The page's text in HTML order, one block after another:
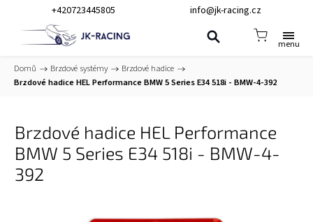
+420723445805 info@jk-racing.cz
Domů / Brzdové systémy / Brzdové hadice /
Brzdové hadice HEL Performance BMW 5 Series E34 518i - BMW-4-392
Brzdové hadice HEL Performance
BMW 5 Series E34 518i - BMW-4-
392